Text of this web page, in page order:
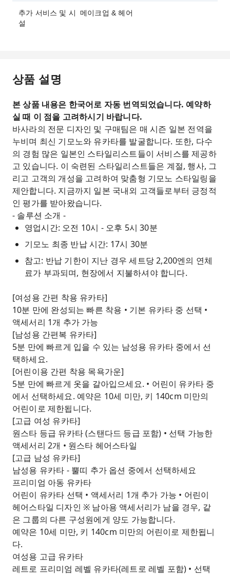
추가 서비스 및 시
설
메이크업 & 헤어
상품 설명
본 상품 내용은 한국어로 자동 번역되었습니다. 예약하
실 때 이 점을 고려하시기 바랍니다.
바사라의 전문 디자인 및 구매팀은 매 시즌 일본 전역을
누비며 최신 기모노와 유카타를 발굴합니다. 또한, 다수
의 경험 많은 일본인 스타일리스트들이 서비스를 제공하
고 있습니다. 이 숙련된 스타일리스트들은 계절, 행사, 그
리고 고객의 개성을 고려하여 맞춤형 기모노 스타일링을
제안합니다. 지금까지 일본 국내외 고객들로부터 긍정적
인 평가를 받아왔습니다.
- 솔루션 소개 -
영업시간: 오전 10시 - 오후 5시 30분
기모노 최종 반납 시간: 17시 30분
참고: 반납 기한이 지난 경우 세트당 2,200엔의 연체
료가 부과되며, 현장에서 지불하셔야 합니다.
[여성용 간편 착용 유카타]
10분 만에 완성되는 빠른 착용 • 기본 유카타 중 선택 •
액세서리 1개 추가 가능
[남성용 간편복 유카타]
5분 만에 빠르게 입을 수 있는 남성용 유카타 중에서 선
택하세요.
[어린이용 간편 착용 목욕가운]
5분 만에 빠르게 옷을 갈아입으세요. • 어린이 유카타 중
에서 선택하세요. 예약은 10세 미만, 키 140cm 미만의
어린이로 제한됩니다.
[고급 여성 유카타]
원스타 등급 유카타 (스탠다드 등급 포함) • 선택 가능한
액세서리 2개 • 원스타 헤어스타일
[고급 남성 유카타]
남성용 유카타 - 뿔띠 추가 옵션 중에서 선택하세요
프리미엄 아동 유카타
어린이 유카타 선택 • 액세서리 1개 추가 가능 • 어린이
헤어스타일 디자인 ※ 남아용 액세서리가 남을 경우, 같
은 그룹의 다른 구성원에게 양도 가능합니다.
예약은 10세 미만, 키 140cm 미만의 어린이로 제한됩니
다.
여성용 고급 유카타
레트로 프리미엄 레벨 유카타(레트로 레벨 포함) • 선택